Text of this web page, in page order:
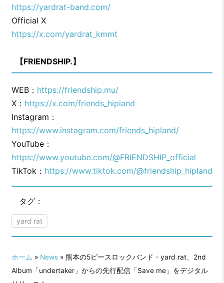
https://yardrat-band.com/
Official X
https://x.com/yardrat_kmmt
【FRIENDSHIP.】
WEB： https://friendship.mu/
X： https://x.com/friends_hipland
Instagram：
https://www.instagram.com/friends_hipland/
YouTube：
https://www.youtube.com/@FRIENDSHIP_official
TikTok： https://www.tiktok.com/@friendship_hipland
タグ：
yard rat
ホーム » News» 熊本の5ピースロックバンド・yard rat、2nd
Album「undertaker」からの先行配信「Save me」をデジタル